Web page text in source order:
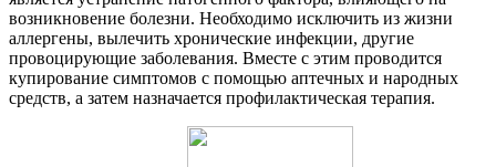
возникновение болезни. Необходимо исключить из жизни
аллергены, вылечить хронические инфекции, другие
провоцирующие заболевания. Вместе с этим проводится
купирование симптомов с помощью аптечных и народных
средств, а затем назначается профилактическая терапия.